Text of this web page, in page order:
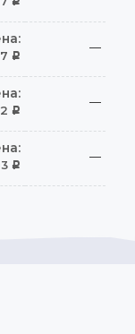
Р
Р
—
Р
—
Р
—